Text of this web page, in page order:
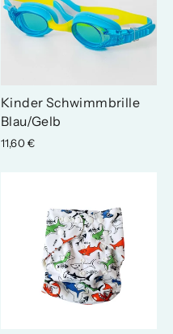
Kinder Schwimmbrille
Blau/Gelb
11,60 €